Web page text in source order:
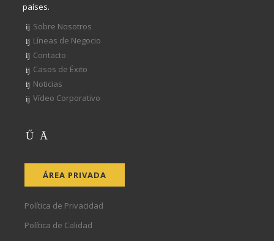
países.
Sobre Nosotros
Líneas de Negocio
Contacto
Casos de Éxito
Noticias
Vídeo Corporativo
ÁREA PRIVADA
Política de Privacidad
Política de Calidad